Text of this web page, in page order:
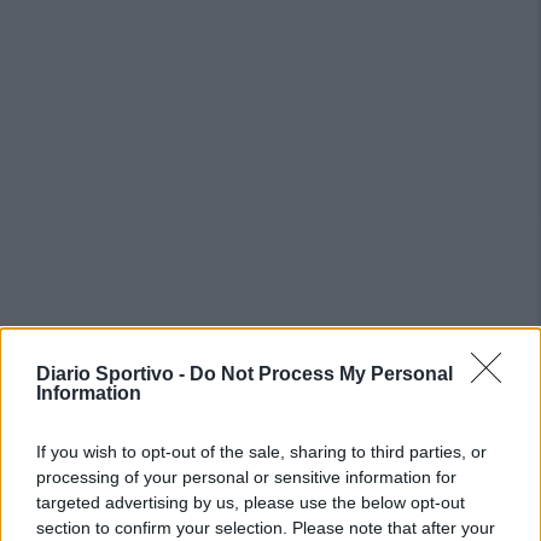
Diario Sportivo - Do Not Process My Personal
Information
If you wish to opt-out of the sale, sharing to third parties, or
processing of your personal or sensitive information for
targeted advertising by us, please use the below opt-out
section to confirm your selection. Please note that after your
PIÙ LETTI OGGI
Amichevole Ossese: 3-1 al Cagliari Primavera,
doppietta di Tapparello
8 Ago 2026